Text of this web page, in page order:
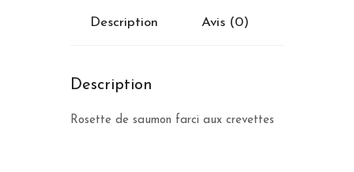
Description Avis (0)
Description
Rosette de saumon farci aux crevettes